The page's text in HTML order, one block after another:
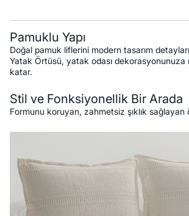
Pamuklu Yapı
Doğal pamuk liflerini modern tasarım
Yatak Örtüsü, yatak odası
katar.
Stil ve Fonksiyonellik Bir Arada
Formunu koruyan, zahmetsiz şıklık sağlayan